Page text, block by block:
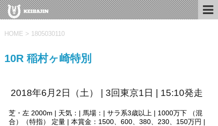
HOME > 1805030110
10R 稲村ヶ崎特別
2018年6月2日（土） | 3回東京1日 | 15:10発走
芝・左 2000m | 天気：| 馬場：| サラ系3歳以上 | 1000万下 （混
合）（特指） 定量 | 本賞金：1500、600、380、230、150万円 |